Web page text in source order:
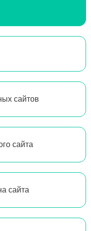
сайтов
сайта
сайта